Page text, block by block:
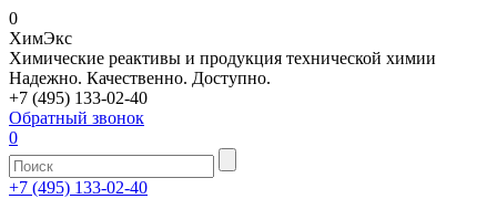
0
ХимЭкс
Химические реактивы и продукция технической химии
Надежно. Качественно. Доступно.
+7 (495) 133-02-40
Обратный звонок
0
+7 (495) 133-02-40